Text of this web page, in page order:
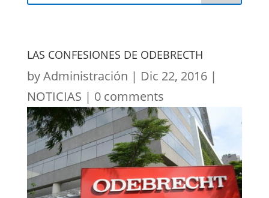
LAS CONFESIONES DE ODEBRECTH
byAdministración | Dic 22, 2016|
NOTICIAS | 0 comments